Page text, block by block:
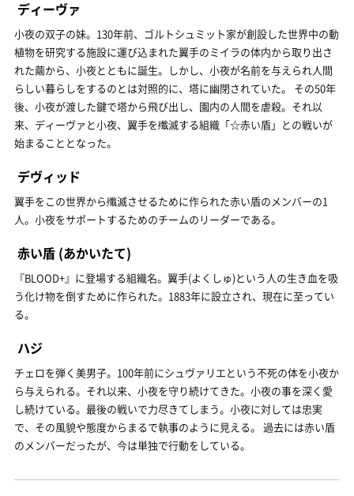
ディーヴァ
小夜の双子の妹。130年前、ゴルトシュミット家が創設した世界中の動
植物を研究する施設に運び込まれた翼手のミイラの体内から取り出さ
れた繭から、小夜とともに誕生。しかし、小夜が名前を与えられ人間
らしい暮らしをするのとは対照的に、塔に幽閉されていた。 その50年
後、小夜が渡した鍵で塔から飛び出し、園内の人間を虐殺。それ以
来、ディーヴァと小夜、翼手を殲滅する組織「☆赤い盾」との戦いが
始まることとなった。
デヴィッド
翼手をこの世界から殲滅させるために作られた赤い盾のメンバーの1
人。小夜をサポートするためのチームのリーダーである。
赤い盾 (あかいたて)
『BLOOD+』に登場する組織名。翼手(よくしゅ)という人の生き血を吸
う化け物を倒すために作られた。1883年に設立され、現在に至ってい
る。
ハジ
チェロを弾く美男子。100年前にシュヴァリエという不死の体を小夜か
ら与えられる。それ以来、小夜を守り続けてきた。小夜の事を深く愛
し続けている。最後の戦いで力尽きてしまう。小夜に対しては忠実
で、その風貌や態度からまるで執事のように見える。 過去には赤い盾
のメンバーだったが、今は単独で行動をしている。